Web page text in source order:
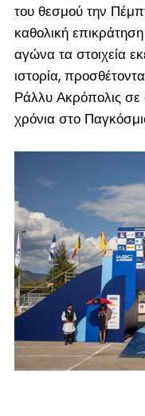
του θεσμού την
καθολική
αγώνα τα στοιχεία
ιστορία,
Ράλλυ Ακρόπολις σε
χρόνια στο